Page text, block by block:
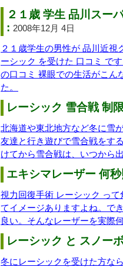
２１歳 学生 品川スー
: 2008年12月 4日
２１歳学生の男性が 品川近
ーシック を受けた 口コミ で
の口コミ 裸眼での生活がこん
た。
レーシック 雪合戦 制
北海道や東北地方など冬に雪
友達と行き遊びで雪合戦をす
けてから雪合戦は、いつから
エキシマレーザー 何
視力回復手術 レーシック っ
てイメージありますよね。で
良い。そんなレーザーを実際
レーシック と スノー
冬にレーシックを受けた方な